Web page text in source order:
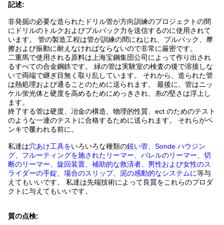
記述:
非発掘の必要な造られたドリル管が方向訓練のプロジェクトの間
にドリルのトルクおよびプルバック力を送信するのに使用されて
います。 管の製造工程は管が訓練の間にねじれ、プルバック、摩
擦および振動に耐えなければならないので非常に厳密です。
二重馬で使用される原料は上海宝鋼集団公司によって作り出され
るすべての合金鋼鉄です。 緑の管は実験室の検査の後で溶接しな
いで両端で継ぎ目無く取り乱しています。 それから、造られた管
は熱処理および通ることのために送られます。 最後に、管はニッ
ケル蛍光体と硬度を高めるためにめっきされ、糸の堅さは浮上し
ます。
終了する管は硬度、冶金の構造、物理的性質、ect のためのテスト
のような一連のテストに合格するために送られます。 それらがペ
ンキで覆われる前に。
私達は穴あけ工具をいろいろな種類の鋭い管、Sonde ハウジン
グ、フルーティングを施されたリーマー、バレルのリーマー、切
断のリーマー、旋回装置、補助的な救済者、男性および女性のス
ライダーの手錠、場合のスリップ、泥の感動的なシステムに等与
えてもいいです。 私達は先端技術によって良質をこれらのプロダ
クトに与えてもいいです。
質の点検: